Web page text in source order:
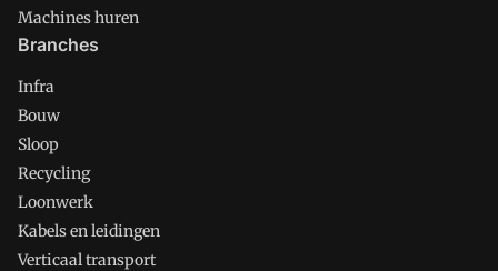
Machines huren
Branches
Infra
Bouw
Sloop
Recycling
Loonwerk
Kabels en leidingen
Verticaal transport